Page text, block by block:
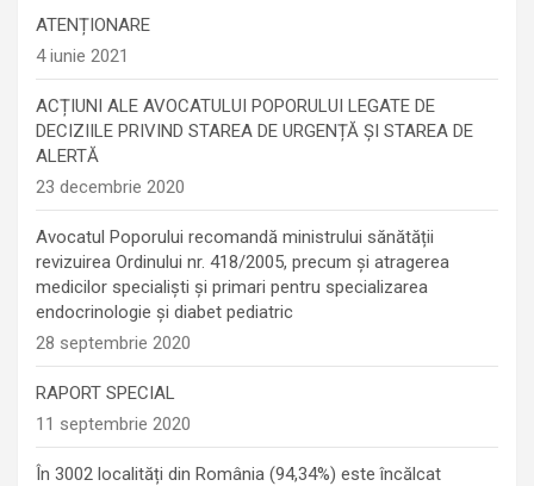
ATENȚIONARE
4 iunie 2021
ACȚIUNI ALE AVOCATULUI POPORULUI LEGATE DE
DECIZIILE PRIVIND STAREA DE URGENȚĂ ȘI STAREA DE
ALERTĂ
23 decembrie 2020
Avocatul Poporului recomandă ministrului sănătății
revizuirea Ordinului nr. 418/2005, precum și atragerea
medicilor specialiști și primari pentru specializarea
endocrinologie şi diabet pediatric
28 septembrie 2020
RAPORT SPECIAL
11 septembrie 2020
În 3002 localități din România (94,34%) este încălcat